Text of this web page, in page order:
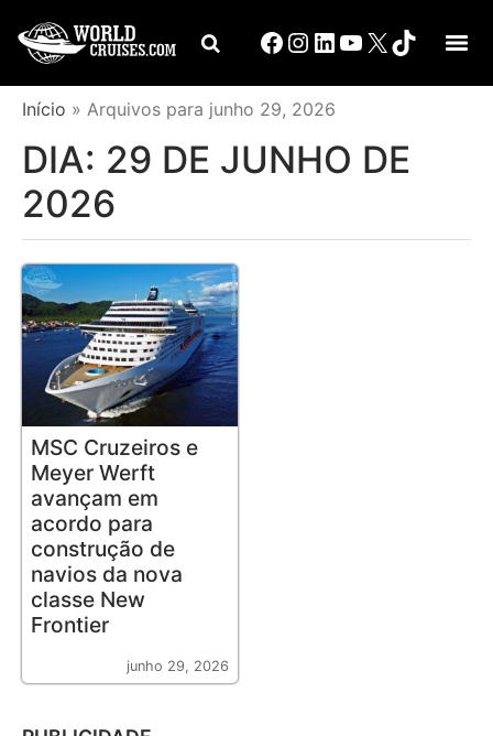
Início » Arquivos para junho 29, 2026
DIA: 29 DE JUNHO DE
2026
MSC Cruzeiros e
Meyer Werft
avançam em
acordo para
construção de
navios da nova
classe New
Frontier
junho 29, 2026